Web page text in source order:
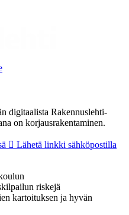
digitaalista Rakennuslehti-
on korjausrakentaminen.
Lähetä linkki sähköpostilla
riskejä
kartoituksen ja hyvän